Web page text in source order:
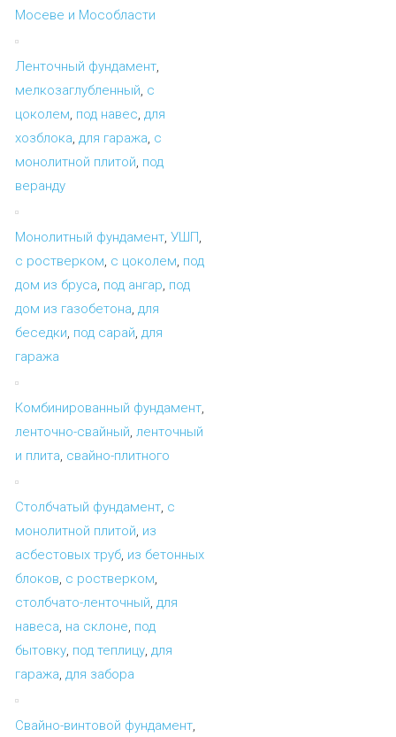
Мосеве и Мособласти
Ленточный фундамент,
мелкозаглубленный, с
цоколем, под навес, для
хозблока, для гаража, с
монолитной плитой, под
веранду
Монолитный фундамент, УШП,
с ростверком, с цоколем, под
дом из бруса, под ангар, под
дом из газобетона, для
беседки, под сарай, для
гаража
Комбинированный фундамент,
ленточно-свайный, ленточный
и плита, свайно-плитного
Столбчатый фундамент, с
монолитной плитой, из
асбестовых труб, из бетонных
блоков, с ростверком,
столбчато-ленточный, для
навеса, на склоне, под
бытовку, под теплицу, для
гаража, для забора
Свайно-винтовой фундамент,